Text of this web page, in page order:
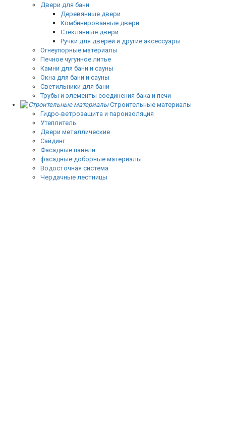
Двери для бани
Деревянные двери
Комбинированные двери
Стеклянные двери
Ручки для дверей и другие аксессуары
Огнеупорные материалы
Печное чугунное литье
Камни для бани и сауны
Окна для бани и сауны
Светильники для бани
Трубы и элементы соединения бака и печи
Строительные материалы
Гидро-ветрозащита и пароизоляция
Утеплитель
Двери металлические
Сайдинг
Фасадные панели
фасадные доборные материалы
Водосточная система
Чердачные лестницы